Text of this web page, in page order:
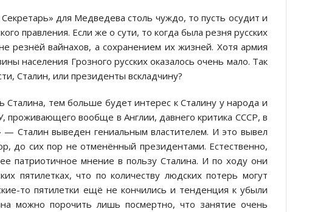
для Медведева столь чуждо, то пусть осудит и
правления. Если же о сути, то когда была резня русских
резнёй вайнахов, а сохранением их жизней. Хотя армия
населения Грозного русских оказалось очень мало. Так
Сталин, или президенты вскладчину?
тем больше будет интерес к Сталину у народа и
проживающего вообще в Англии, давнего критика СССР, в
— Сталин выведен гениальным властителем. И это вывел
до сих пор не отменённый президентами. Естественно,
патриотичное мнение в пользу Сталина. И по ходу они
пятилетках, что по количеству людских потерь могут
то пятилетки ещё не кончились и тенденция к убыли
можно порочить лишь посмертно, что занятие очень